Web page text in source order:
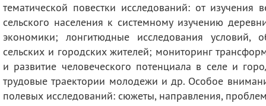
тематической повестки исследований: от
сельского населения к системному изучению
экономики; лонгитюдные исследования
сельских и городских жителей; мониторинг
и развитие человеческого потенциала в селе и
трудовые траектории молодежи и др. Особое
полевых исследований: сюжеты, направления,